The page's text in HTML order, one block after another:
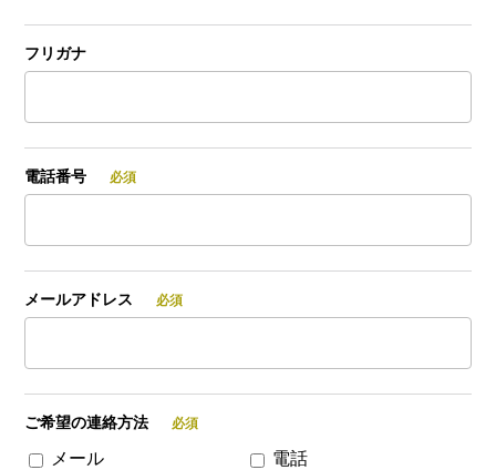
フリガナ
電話番号
メールアドレス
ご希望の連絡方法
メール 電話